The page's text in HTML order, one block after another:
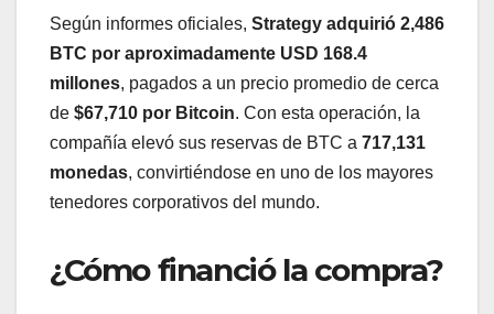
Según informes oficiales, Strategy adquirió 2,486
BTC por aproximadamente USD 168.4
millones, pagados a un precio promedio de cerca
de $67,710 por Bitcoin. Con esta operación, la
compañía elevó sus reservas de BTC a 717,131
monedas, convirtiéndose en uno de los mayores
tenedores corporativos del mundo.
¿Cómo financió la compra?